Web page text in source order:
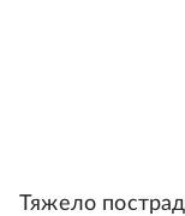
Тяжело